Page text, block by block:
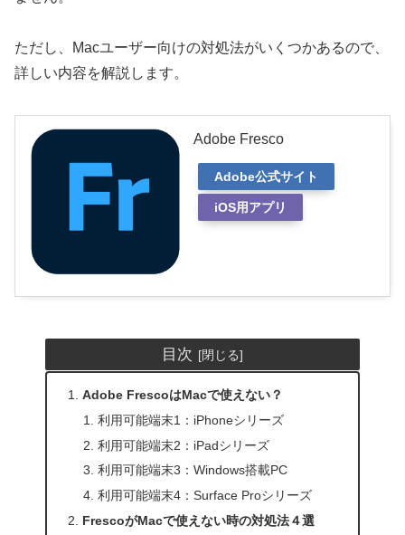
ただし、Macユーザー向けの対処法がいくつかあるので、
詳しい内容を解説します。
Adobe Fresco
Adobe公式サイト
iOS用アプリ
目次
Adobe FrescoはMacで使えない？
利用可能端末1：iPhoneシリーズ
利用可能端末2：iPadシリーズ
利用可能端末3：Windows搭載PC
利用可能端末4：Surface Proシリーズ
FrescoがMacで使えない時の対処法４選